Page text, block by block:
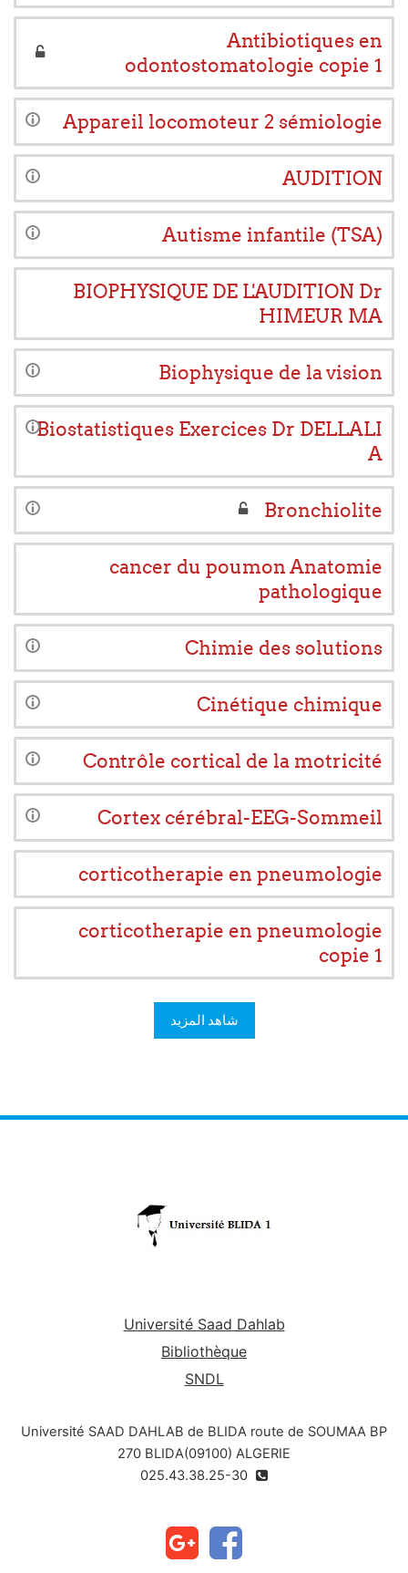
Antibiotiques en
odontostomatologie copie 1
Appareil locomoteur 2 sémiologie
AUDITION
Autisme infantile (TSA)
BIOPHYSIQUE DE L'AUDITION Dr
HIMEUR MA
Biophysique de la vision
Biostatistiques Exercices Dr DELLALI
A
Bronchiolite
cancer du poumon Anatomie
pathologique
Chimie des solutions
Cinétique chimique
Contrôle cortical de la motricité
Cortex cérébral-EEG-Sommeil
corticotherapie en pneumologie
corticotherapie en pneumologie
copie 1
شاهد المزيد
Université Saad Dahlab
Bibliothèque
SNDL
Université SAAD DAHLAB de BLIDA route de SOUMAA BP
270 BLIDA(09100) ALGERIE